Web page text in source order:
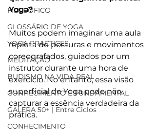
FILOSÓFICO
GLOSSÁRIO DE YOGA
YOGA PRACTICES
MEDITAÇÃO
BUDISMO NA VIDA REAL
CONHECIMENTO É FUNDAMENTAL
GALERA 50+ | Entre Ciclos
CONHECIMENTO
Yoga?
Muitos podem imaginar uma aula
repleta de posturas e movimentos
coreografados, guiados por um
instrutor durante uma hora de
exercício. No entanto, essa visão
superficial de Yoga pode não
capturar a essência verdadeira da
prática.